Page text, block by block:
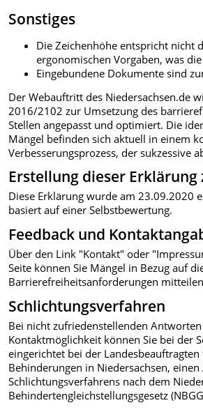
Sonstiges
Die Zeichenhöhe entspricht nicht
ergonomischen Vorgaben, was
Eingebundene Dokumente sind
Der Webauftritt des Niedersachsen.de
2016/2102 zur Umsetzung des
Stellen angepasst und optimiert. Die
Mängel befinden sich aktuell in einem
Verbesserungsprozess, der sukzessive
Erstellung dieser
Diese Erklärung wurde am 23.09.2020
basiert auf einer Selbstbewertung.
Feedback und
Über den Link "Kontakt" oder
Seite können Sie Mängel in Bezug auf
Barrierefreiheitsanforderungen
Schlichtungsverfahren
Bei nicht zufriedenstellenden
Kontaktmöglichkeit können Sie bei der
eingerichtet bei der
Behinderungen in Niedersachsen,
Schlichtungsverfahrens nach dem
Behindertengleichstellungsgesetz